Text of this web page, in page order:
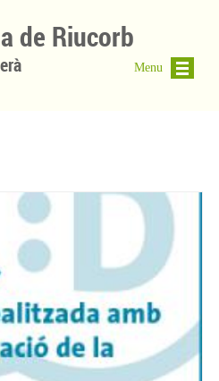
de Riucorb
Menu